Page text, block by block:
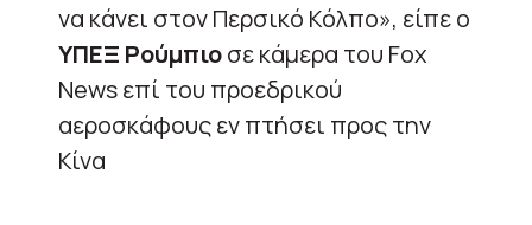
να κάνει στον Περσικό Κόλπο», είπε ο
ΥΠΕΞ Ρούμπιοσε κάμερα του Fox
News επί του προεδρικού
αεροσκάφους εν πτήσει προς την
Κίνα